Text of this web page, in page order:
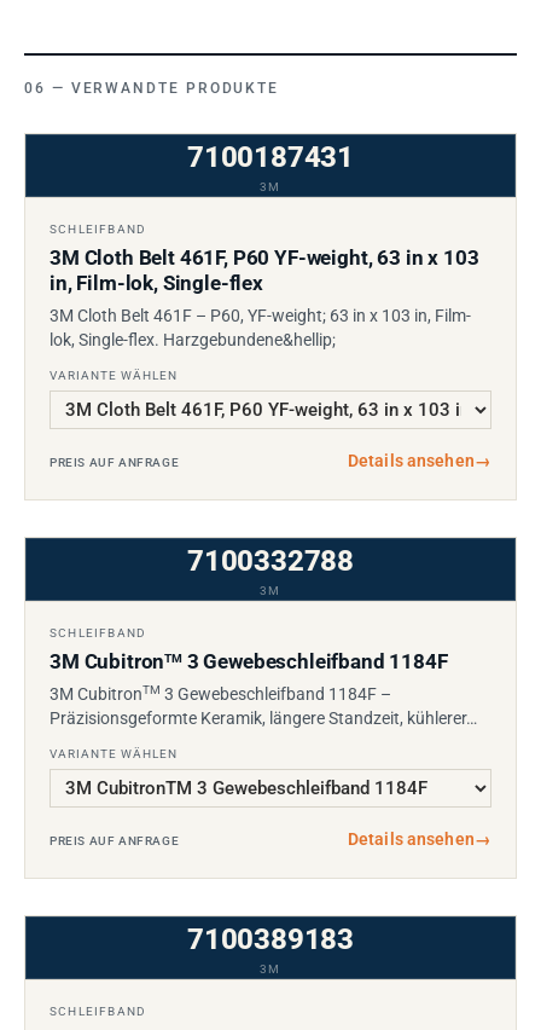
VERWANDTE PRODUKTE
7100187431
3M
SCHLEIFBAND
3M Cloth Belt 461F, P60 YF-weight, 63 in x 103
in, Film-lok, Single-flex
3M Cloth Belt 461F – P60, YF-weight; 63 in x 103 in, Film-
lok, Single-flex. Harzgebundene&hellip;
VARIANTE WÄHLEN
PREIS AUF ANFRAGE Details ansehen→
7100332788
3M
SCHLEIFBAND
3M CubitronTM3 Gewebeschleifband 1184F
3M CubitronTM 3 Gewebeschleifband 1184F –
Präzisionsgeformte Keramik, längere Standzeit, kühlerer…
VARIANTE WÄHLEN
PREIS AUF ANFRAGE Details ansehen→
7100389183
3M
SCHLEIFBAND